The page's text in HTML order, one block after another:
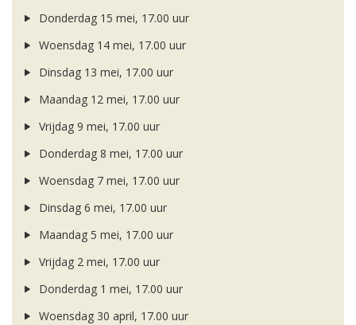
Donderdag 15 mei, 17.00 uur
Woensdag 14 mei, 17.00 uur
Dinsdag 13 mei, 17.00 uur
Maandag 12 mei, 17.00 uur
Vrijdag 9 mei, 17.00 uur
Donderdag 8 mei, 17.00 uur
Woensdag 7 mei, 17.00 uur
Dinsdag 6 mei, 17.00 uur
Maandag 5 mei, 17.00 uur
Vrijdag 2 mei, 17.00 uur
Donderdag 1 mei, 17.00 uur
Woensdag 30 april, 17.00 uur